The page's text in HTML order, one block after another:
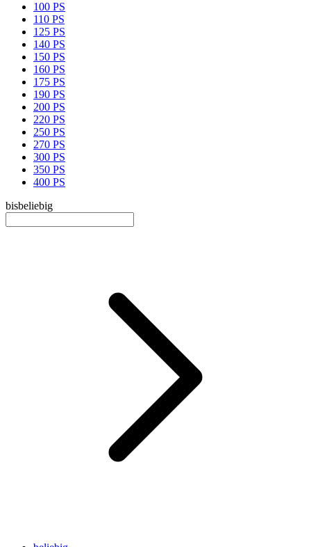
100 PS
110 PS
125 PS
140 PS
150 PS
160 PS
175 PS
190 PS
200 PS
220 PS
250 PS
270 PS
300 PS
350 PS
400 PS
bisbeliebig